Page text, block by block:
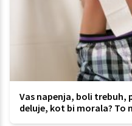
Vas napenja, boli trebuh,
deluje, kot bi morala? To